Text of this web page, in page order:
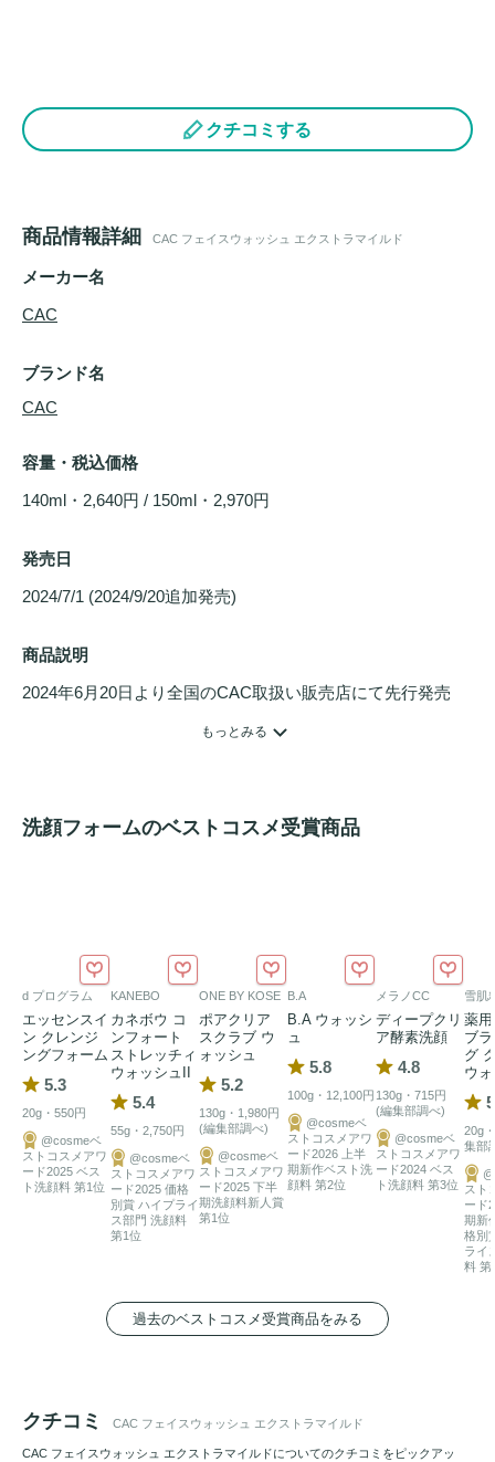
クチコミする
商品情報詳細 CAC フェイスウォッシュ エクストラマイルド
メーカー名
CAC
ブランド名
CAC
容量・税込価格
140ml・2,640円 / 150ml・2,970円
発売日
2024/7/1 (2024/9/20追加発売)
商品説明
2024年6月20日より全国のCAC取扱い販売店にて先行発売
の洗浄成分を使用。角層内の潤いは奪わず、角層表面の汚れ
泡は時間が経ってもへたらず、リッチな感触で肌を包み込
み、やさしく洗い上げます。泡切れが速く、素早くしっかり
すすげるため、肌への負担も最小限に。忙しい朝にもぴった
りです。
※バイオマスプラ容器（原料として再生可能な有機物資源を
含んだプラスティック）
もっとみる
洗顔フォームのベストコスメ受賞商品
d プログラム
エッセンスイ
ン クレンジ
ングフォーム
5.3
20g・550円
@cosmeベ
ストコスメアワ
ード2025 ベス
ト洗顔料 第1位
KANEBO
カネボウ コ
ンフォート
ストレッチィ
ウォッシュII
5.4
55g・2,750円
@cosmeベ
ストコスメアワ
ード2025 価格
別賞 ハイプライ
ス部門 洗顔料
第1位
ONE BY KOSE
ポアクリア
スクラブ ウ
ォッシュ
5.2
130g・1,980円
(編集部調べ)
@cosmeベ
ストコスメアワ
ード2025 下半
期洗顔料新人賞
第1位
B.A
B.A ウォッシ
ュ
5.8
100g・12,100円
@cosmeベ
ストコスメアワ
ード2026 上半
期新作ベスト洗
顔料 第2位
メラノCC
ディープクリ
ア酵素洗顔
4.8
130g・715円
(編集部調べ)
@cosmeベ
ストコスメアワ
ード2024 ベス
ト洗顔料 第3位
雪肌
薬
ブ
グ
ウ
20g
集部
スト
ード
期新
格別
ライ
料 第
過去のベストコスメ受賞商品をみる
クチコミ CAC フェイスウォッシュ エクストラマイルド
CAC フェイスウォッシュ エクストラマイルドについてのクチコミをピックアッ